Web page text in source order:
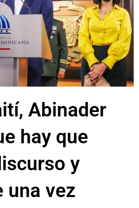
Abinader
hay que
y
una vez